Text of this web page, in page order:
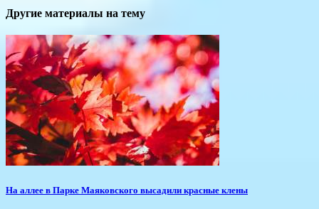
Другие материалы на тему
​На аллее в Парке Маяковского высадили красные клены